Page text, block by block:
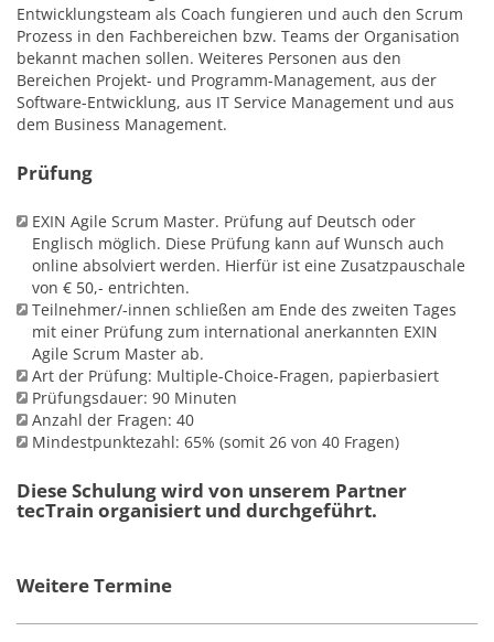
Entwicklungsteam als Coach fungieren und auch den Scrum
Prozess in den Fachbereichen bzw. Teams der Organisation
bekannt machen sollen. Weiteres Personen aus den
Bereichen Projekt- und Programm-Management, aus der
Software-Entwicklung, aus IT Service Management und aus
dem Business Management.
Prüfung
EXIN Agile Scrum Master. Prüfung auf Deutsch oder
Englisch möglich. Diese Prüfung kann auf Wunsch auch
online absolviert werden. Hierfür ist eine Zusatzpauschale
von € 50,- entrichten.
Teilnehmer/-innen schließen am Ende des zweiten Tages
mit einer Prüfung zum international anerkannten EXIN
Agile Scrum Master ab.
Art der Prüfung: Multiple-Choice-Fragen, papierbasiert
Prüfungsdauer: 90 Minuten
Anzahl der Fragen: 40
Mindestpunktezahl: 65% (somit 26 von 40 Fragen)
Diese Schulung wird von unserem Partner
tecTrain organisiert und durchgeführt.
Weitere Termine